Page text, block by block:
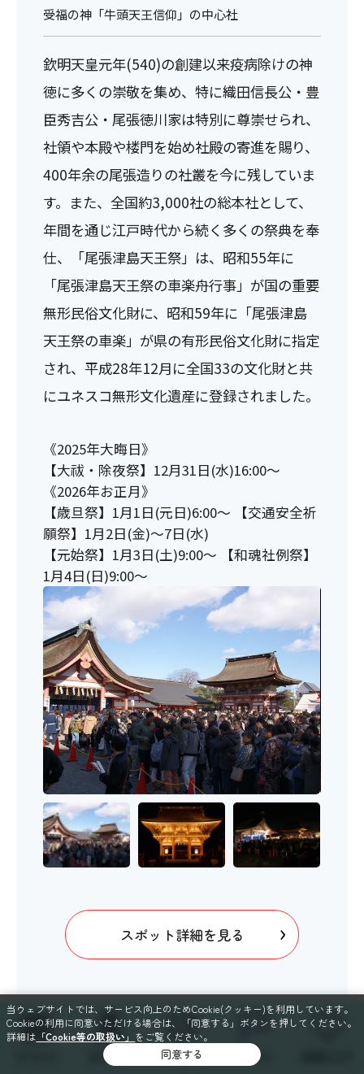
受福の神「牛頭天王信仰」の中心社
欽明天皇元年(540)の創建以来疫病除けの神
徳に多くの崇敬を集め、特に織田信長公・豊
臣秀吉公・尾張徳川家は特別に尊崇せられ、
社領や本殿や楼門を始め社殿の寄進を賜り、
400年余の尾張造りの社叢を今に残していま
す。また、全国約3,000社の総本社として、
年間を通じ江戸時代から続く多くの祭典を奉
仕、「尾張津島天王祭」は、昭和55年に
「尾張津島天王祭の車楽舟行事」が国の重要
無形民俗文化財に、昭和59年に「尾張津島
天王祭の車楽」が県の有形民俗文化財に指定
され、平成28年12月に全国33の文化財と共
にユネスコ無形文化遺産に登録されました。
《2025年大晦日》
【大祓・除夜祭】12月31日(水)16:00～
《2026年お正月》
【歳旦祭】1月1日(元日)6:00～ 【交通安全祈
願祭】1月2日(金)～7日(水)
【元始祭】1月3日(土)9:00～ 【和魂社例祭】
1月4日(日)9:00～
スポット詳細を見る
スポット 特集 コース
当ウェブサイトでは、サービス向上のためCookie(クッキー)を利用しています。
Cookieの利用に同意いただける場合は、「同意する」ボタンを押してください。
詳細は 「Cookie等の取扱い」 をご覧ください。
同意する